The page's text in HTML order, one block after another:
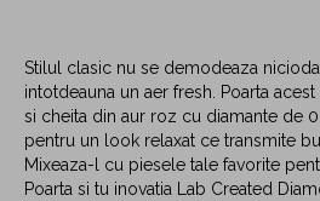
Stilul clasic nu se demodeaza
intotdeauna un aer fresh. Poarta
si cheita din aur roz cu diamante de
pentru un look relaxat ce transmite
Mixeaza-l cu piesele tale favorite
Poarta si tu inovatia Lab Created